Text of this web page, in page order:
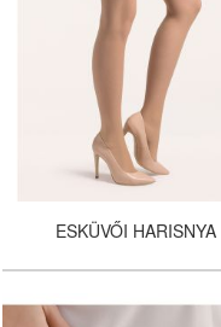
ESKÜVŐI HARISNYA